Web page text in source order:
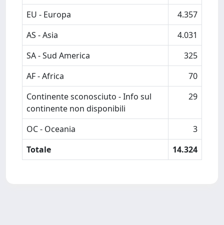
EU - Europa
4.357
AS - Asia
4.031
SA - Sud America
325
AF - Africa
70
Continente sconosciuto - Info sul
continente non disponibili
29
OC - Oceania
3
Totale
14.324